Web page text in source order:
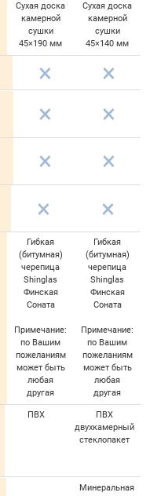
Сухая доска
камерной
сушки
45×190 мм
Сухая доска
камерной
сушки
45×140 мм
Гибкая
(битумная)
черепица
Shinglas
Финская
Соната
Примечание:
по Вашим
пожеланиям
может быть
любая
другая
Гибкая
(битумная)
черепица
Shinglas
Финская
Соната
Примечание:
по Вашим
пожеланиям
может быть
любая
другая
ПВХ
ПВХ
двухкамерный
стеклопакет
Минеральная